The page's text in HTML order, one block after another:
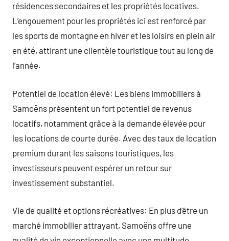
résidences secondaires et les propriétés locatives.
L’engouement pour les propriétés ici est renforcé par
les sports de montagne en hiver et les loisirs en plein air
en été, attirant une clientèle touristique tout au long de
l’année.
Potentiel de location élevé: Les biens immobiliers à
Samoëns présentent un fort potentiel de revenus
locatifs, notamment grâce à la demande élevée pour
les locations de courte durée. Avec des taux de location
premium durant les saisons touristiques, les
investisseurs peuvent espérer un retour sur
investissement substantiel.
Vie de qualité et options récréatives: En plus d’être un
marché immobilier attrayant, Samoëns offre une